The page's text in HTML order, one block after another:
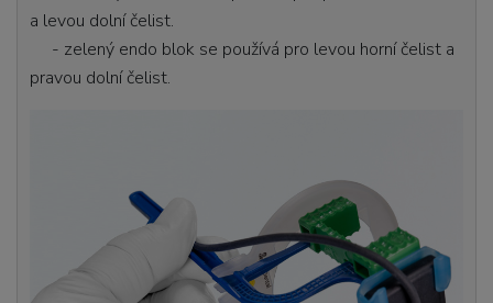
a levou dolní čelist.
- zelený endo blok se používá pro levou horní čelist a
pravou dolní čelist.